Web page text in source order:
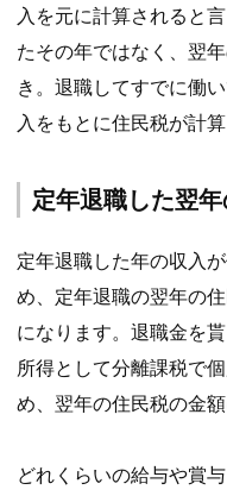
入を元に計算されると
たその年ではなく、翌
き。退職してすでに働
入をもとに住民税が計
定年退職した翌
定年退職した年の収入
め、定年退職の翌年の
になります。退職金を
所得として分離課税で
め、翌年の住民税の金
どれくらいの給与や賞